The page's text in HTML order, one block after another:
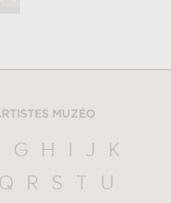
MUZÉO
G H I J
K
Q R S T
U